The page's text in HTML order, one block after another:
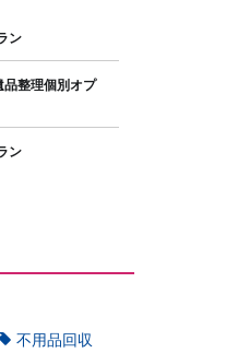
ン
品整理個別オプ
ン
不用品回収